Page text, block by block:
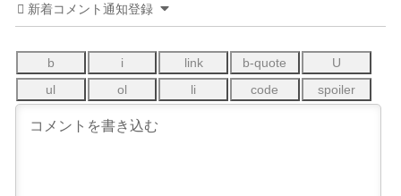
新着コメント通知登録